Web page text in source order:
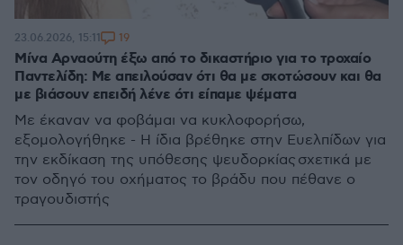
Μίνα Αρναούτη έξω από το δικαστήριο για το τροχαίο
Παντελίδη: Με απειλούσαν ότι θα με σκοτώσουν και θα
με βιάσουν επειδή λένε ότι είπαμε ψέματα
Με έκαναν να φοβάμαι να κυκλοφορήσω,
εξομολογήθηκε - Η ίδια βρέθηκε στην Ευελπίδων για
την εκδίκαση της υπόθεσης ψευδορκίας σχετικά με
τον οδηγό του οχήματος το βράδυ που πέθανε ο
τραγουδιστής
23.06.2026, 15:11 19